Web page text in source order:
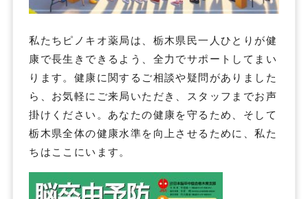
私たちピノキオ薬局は、栃木県民一人ひとりが健
康で長生きできるよう、全力でサポートしてまい
ります。健康に関するご相談や疑問がありました
ら、お気軽にご来局いただき、スタッフまでお声
掛けください。あなたの健康を守るため、そして
栃木県全体の健康水準を向上させるために、私た
ちはここにいます。